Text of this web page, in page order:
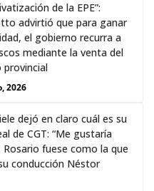
de la EPE”:
advirtió que para ganar
el gobierno recurra a
mediante la venta del
2026
dejó en claro cuál es su
de CGT: “Me gustaría
Rosario fuese como la que
conducción Néstor